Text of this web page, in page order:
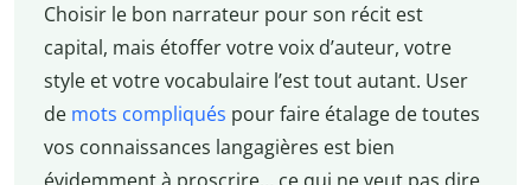
Choisir le bon narrateur pour son récit est
capital, mais étoffer votre voix d’auteur, votre
style et votre vocabulaire l’est tout autant. User
de mots compliqués pour faire étalage de toutes
vos connaissances langagières est bien